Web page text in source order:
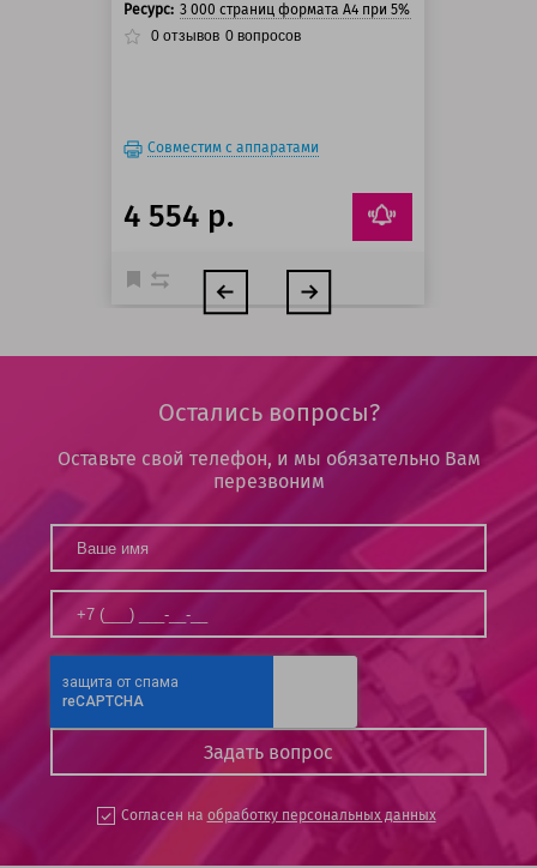
Ресурс: 3 000 страниц формата А4 при 5% заполнении
0 отзывов 0 вопросов
Совместим с аппаратами
4 554 р.
Остались вопросы?
Оставьте свой телефон, и мы обязательно Вам
перезвоним
Согласен на обработку персональных данных